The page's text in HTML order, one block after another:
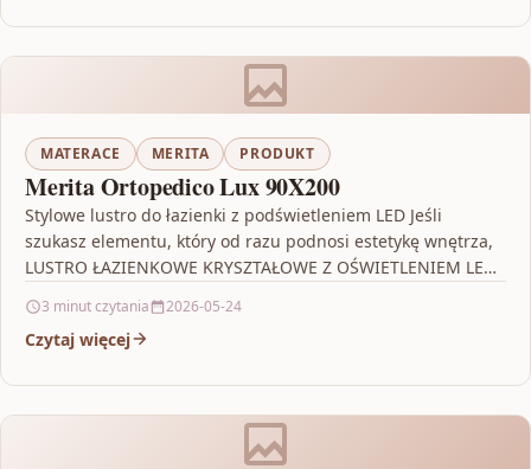
MATERACE MERITA PRODUKT
Merita Ortopedico Lux 90X200
Stylowe lustro do łazienki z podświetleniem LED Jeśli
szukasz elementu, który od razu podnosi estetykę wnętrza,
LUSTRO ŁAZIENKOWE KRYSZTAŁOWE Z OŚWIETLENIEM LED
3 minut czytania 2026-05-24
Czytaj więcej